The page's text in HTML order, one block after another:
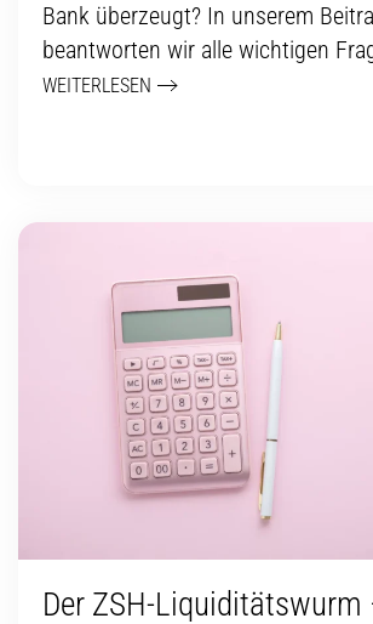
Bank überzeugt? In unserem
beantworten wir alle wichtigen
WEITERLESEN
Der ZSH-Liquiditätswurm